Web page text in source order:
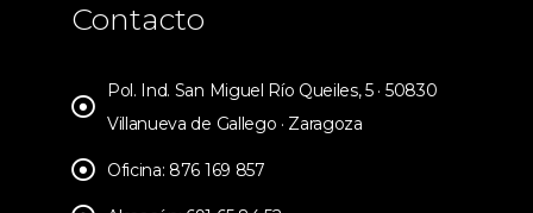
Contacto
Pol. Ind. San Miguel Río Queiles, 5 · 50830
Villanueva de Gallego · Zaragoza
Oficina: 876 169 857